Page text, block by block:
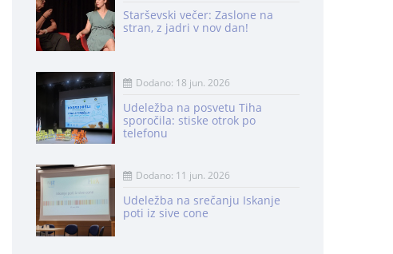
Starševski večer: Zaslone na
stran, z jadri v nov dan!
Dodano: 18 jun. 2026
Udeležba na posvetu Tiha
sporočila: stiske otrok po
telefonu
Dodano: 11 jun. 2026
Udeležba na srečanju Iskanje
poti iz sive cone